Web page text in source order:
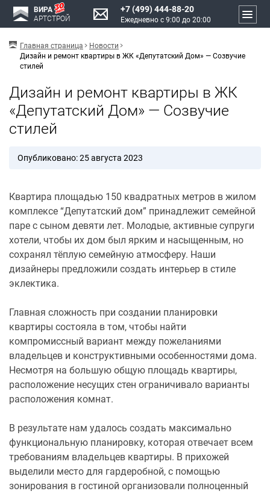
ВИРА
АРТСТРОЙ
+7 (499) 444-88-20
Ежедневно с 9:00 до 20:00
Главная страница
Новости
Дизайн и ремонт квартиры в ЖК «Депутатский Дом» — Созвучие
стилей
Дизайн и ремонт квартиры в ЖК
«Депутатский Дом» — Созвучие
стилей
Опубликовано: 25 августа 2023
Квартира площадью 150 квадратных метров в жилом
комплексе “Депутатский дом” принадлежит семейной
паре с сыном девяти лет. Молодые, активные супруги
хотели, чтобы их дом был ярким и насыщенным, но
сохранял тёплую семейную атмосферу. Наши
дизайнеры предложили создать интерьер в стиле
эклектика.
Главная сложность при создании планировки
квартиры состояла в том, чтобы найти
компромиссный вариант между пожеланиями
владельцев и конструктивными особенностями дома.
Несмотря на большую общую площадь квартиры,
расположение несущих стен ограничивало варианты
расположения комнат.
В результате нам удалось создать максимально
функциональную планировку, которая отвечает всем
требованиям владельцев квартиры. В прихожей
выделили место для гардеробной, с помощью
зонирования в гостиной организовали полноценный